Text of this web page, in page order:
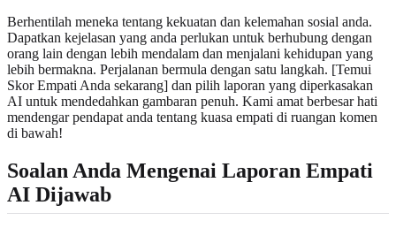
Berhentilah meneka tentang kekuatan dan kelemahan sosial anda.
Dapatkan kejelasan yang anda perlukan untuk berhubung dengan
orang lain dengan lebih mendalam dan menjalani kehidupan yang
lebih bermakna. Perjalanan bermula dengan satu langkah. [Temui
Skor Empati Anda sekarang] dan pilih laporan yang diperkasakan
AI untuk mendedahkan gambaran penuh. Kami amat berbesar hati
mendengar pendapat anda tentang kuasa empati di ruangan komen
di bawah!
Soalan Anda Mengenai Laporan Empati
AI Dijawab